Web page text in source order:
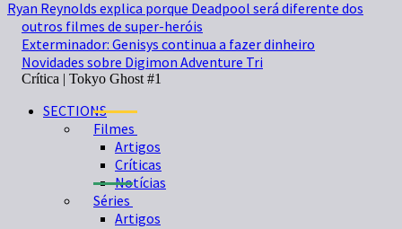
Ryan Reynolds explica porque Deadpool será diferente dos
outros filmes de super-heróis
Exterminador: Genisys continua a fazer dinheiro
Novidades sobre Digimon Adventure Tri
Crítica | Tokyo Ghost #1
SECTIONS
Filmes
Artigos
Críticas
Notícias
Séries
Artigos